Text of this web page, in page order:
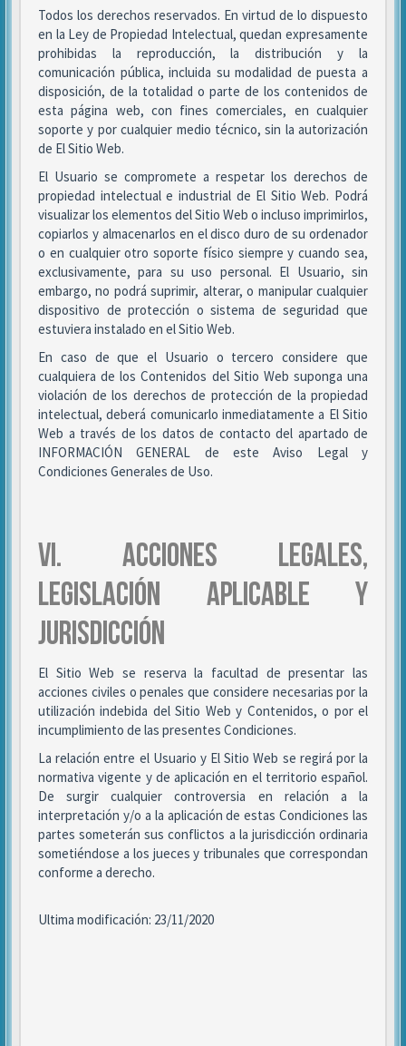
Todos los derechos reservados. En virtud de lo dispuesto
en la Ley de Propiedad Intelectual, quedan expresamente
prohibidas la reproducción, la distribución y la
comunicación pública, incluida su modalidad de puesta a
disposición, de la totalidad o parte de los contenidos de
esta página web, con fines comerciales, en cualquier
soporte y por cualquier medio técnico, sin la autorización
de El Sitio Web.
El Usuario se compromete a respetar los derechos de
propiedad intelectual e industrial de El Sitio Web. Podrá
visualizar los elementos del Sitio Web o incluso imprimirlos,
copiarlos y almacenarlos en el disco duro de su ordenador
o en cualquier otro soporte físico siempre y cuando sea,
exclusivamente, para su uso personal. El Usuario, sin
embargo, no podrá suprimir, alterar, o manipular cualquier
dispositivo de protección o sistema de seguridad que
estuviera instalado en el Sitio Web.
En caso de que el Usuario o tercero considere que
cualquiera de los Contenidos del Sitio Web suponga una
violación de los derechos de protección de la propiedad
intelectual, deberá comunicarlo inmediatamente a El Sitio
Web a través de los datos de contacto del apartado de
INFORMACIÓN GENERAL de este Aviso Legal y
Condiciones Generales de Uso.
VI. ACCIONES LEGALES,
LEGISLACIÓN APLICABLE Y
JURISDICCIÓN
El Sitio Web se reserva la facultad de presentar las
acciones civiles o penales que considere necesarias por la
utilización indebida del Sitio Web y Contenidos, o por el
incumplimiento de las presentes Condiciones.
La relación entre el Usuario y El Sitio Web se regirá por la
normativa vigente y de aplicación en el territorio español.
De surgir cualquier controversia en relación a la
interpretación y/o a la aplicación de estas Condiciones las
partes someterán sus conflictos a la jurisdicción ordinaria
sometiéndose a los jueces y tribunales que correspondan
conforme a derecho.
Ultima modificación: 23/11/2020